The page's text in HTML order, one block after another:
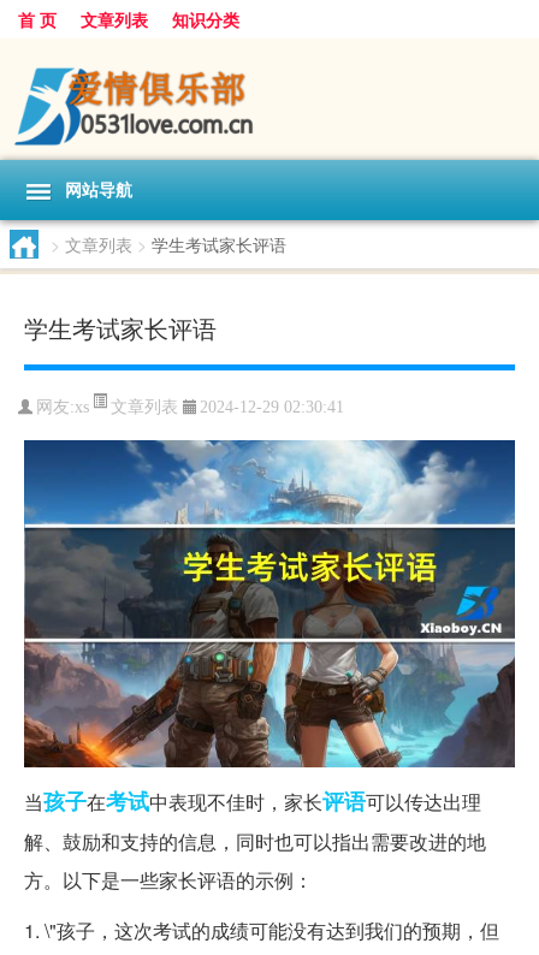
首 页 文章列表 知识分类
网站导航
> 文章列表 > 学生考试家长评语
学生考试家长评语
网友:xs 文章列表 2024-12-29 02:30:41
当孩子在考试中表现不佳时，家长评语可以传达出理
解、鼓励和支持的信息，同时也可以指出需要改进的地
方。以下是一些家长评语的示例：
1. \"孩子，这次考试的成绩可能没有达到我们的预期，但